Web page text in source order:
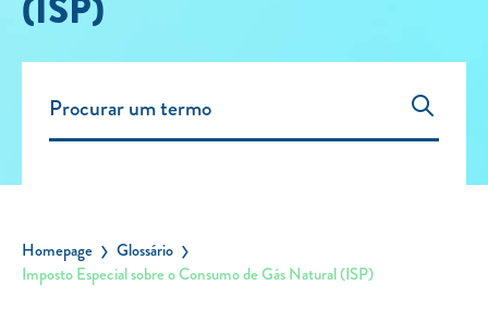
Carregar Fora de Casa
Empresas
Rede de lojas
Leituras
Contactos
FAQ
Homepage
Glossário
Imposto Especial sobre o Consumo de Gás Natural (ISP)